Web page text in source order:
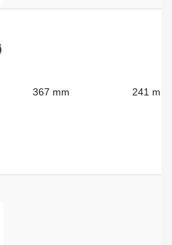
367 mm 241 mm